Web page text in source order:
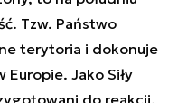
Tzw. Państwo
terytoria i dokonuje
Jako Siły